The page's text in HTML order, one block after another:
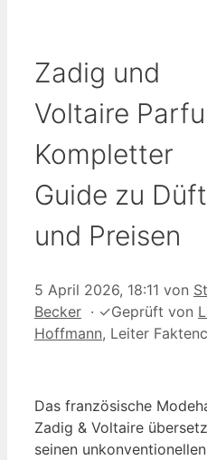
Zadig und
Voltaire
Kompletter
Guide zu
und Preisen
5 April 2026, 18:11 von
Becker · ✓Geprüft von
Hoffmann, Leiter
Das französische
Zadig & Voltaire
seinen